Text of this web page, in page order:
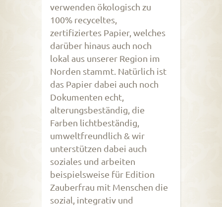
verwenden ökologisch zu
100% recyceltes,
zertifiziertes Papier, welches
darüber hinaus auch noch
lokal aus unserer Region im
Norden stammt. Natürlich ist
das Papier dabei auch noch
Dokumenten echt,
alterungsbeständig, die
Farben lichtbeständig,
umweltfreundlich & wir
unterstützen dabei auch
soziales und arbeiten
beispielsweise für Edition
Zauberfrau mit Menschen die
sozial, integrativ und